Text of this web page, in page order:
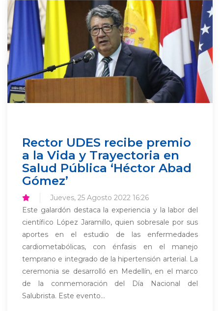
Rector UDES recibe premio
a la Vida y Trayectoria en
Salud Pública ‘Héctor Abad
Gómez’
Jueves, 25 Agosto 2022 16:26
Este galardón destaca la experiencia y la labor del
científico López Jaramillo, quien sobresale por sus
aportes en el estudio de las enfermedades
cardiometabólicas, con énfasis en el manejo
temprano e integrado de la hipertensión arterial. La
ceremonia se desarrolló en Medellín, en el marco
de la conmemoración del Día Nacional del
Salubrista. Este evento...